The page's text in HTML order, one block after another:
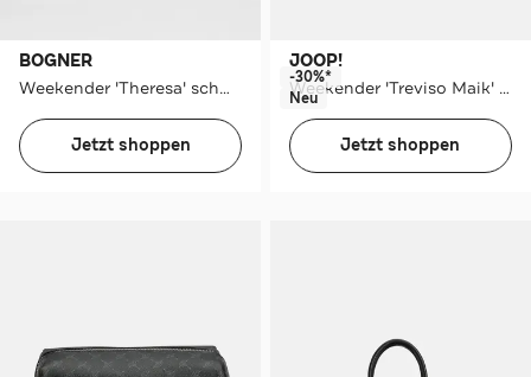
BOGNER
Weekender 'Theresa' schwarz
Jetzt shoppen
JOOP!
Weekender 'Treviso Maik' dunkelbraun
-30%*
Neu
Jetzt shoppen